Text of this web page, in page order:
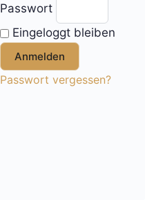
Passwort
Eingeloggt bleiben
Anmelden
Passwort vergessen?